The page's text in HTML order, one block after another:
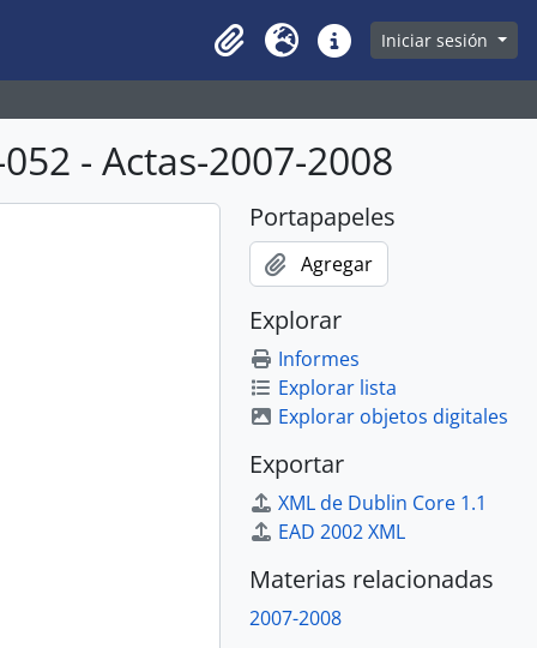
Clipboard
Idioma Enlaces rápidos
Iniciar sesión
- Actas-2007-2008
Portapapeles
Agregar
Explorar
Informes
Explorar lista
Explorar objetos digitales
Exportar
XML de Dublin Core 1.1
EAD 2002 XML
Materias relacionadas
2007-2008